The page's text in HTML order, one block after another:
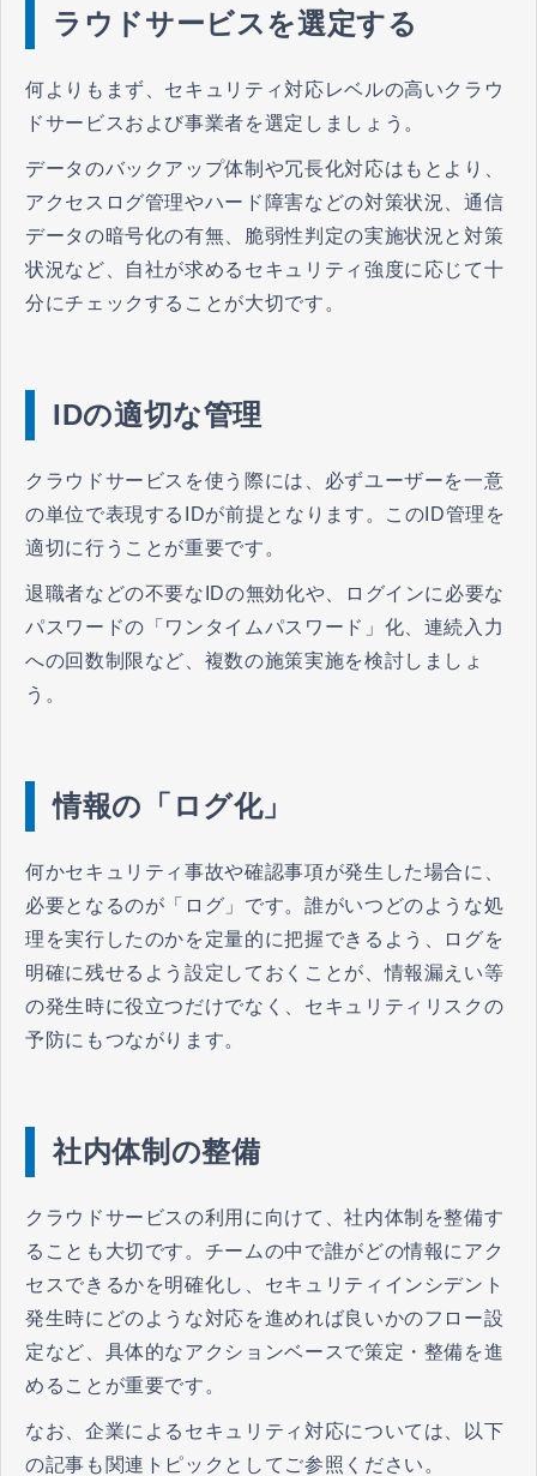
ラウドサービスを選定する
何よりもまず、セキュリティ対応レベルの高いクラウ
ドサービスおよび事業者を選定しましょう。
データのバックアップ体制や冗長化対応はもとより、
アクセスログ管理やハード障害などの対策状況、通信
データの暗号化の有無、脆弱性判定の実施状況と対策
状況など、自社が求めるセキュリティ強度に応じて十
分にチェックすることが大切です。
IDの適切な管理
クラウドサービスを使う際には、必ずユーザーを一意
の単位で表現するIDが前提となります。このID管理を
適切に行うことが重要です。
退職者などの不要なIDの無効化や、ログインに必要な
パスワードの「ワンタイムパスワード」化、連続入力
への回数制限など、複数の施策実施を検討しましょ
う。
情報の「ログ化」
何かセキュリティ事故や確認事項が発生した場合に、
必要となるのが「ログ」です。誰がいつどのような処
理を実行したのかを定量的に把握できるよう、ログを
明確に残せるよう設定しておくことが、情報漏えい等
の発生時に役立つだけでなく、セキュリティリスクの
予防にもつながります。
社内体制の整備
クラウドサービスの利用に向けて、社内体制を整備す
ることも大切です。チームの中で誰がどの情報にアク
セスできるかを明確化し、セキュリティインシデント
発生時にどのような対応を進めれば良いかのフロー設
定など、具体的なアクションベースで策定・整備を進
めることが重要です。
なお、企業によるセキュリティ対応については、以下
の記事も関連トピックとしてご参照ください。